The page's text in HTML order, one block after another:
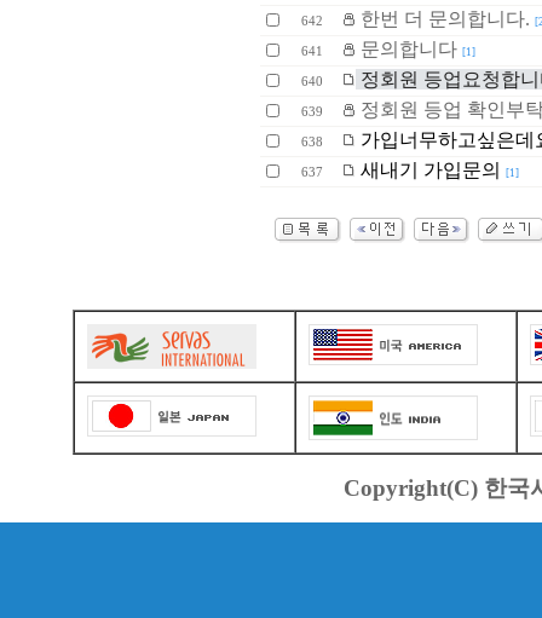
642 한번 더 문의합니다.
641 문의합니다 [1]
640 정회원 등업요청합
639 정회원 등업 확인부
638 가입너무하고싶은데
637 새내기 가입문의 [1]
Copyright(C) 한국